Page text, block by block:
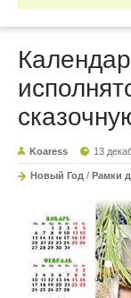
Koaress 13
Новый Год / Рамки